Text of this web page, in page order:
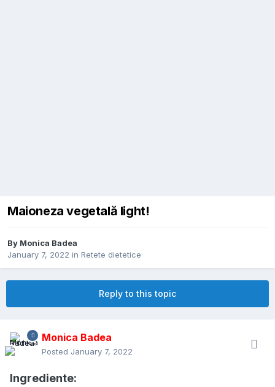
Maioneza vegetală light!
By Monica Badea
January 7, 2022 in Retete dietetice
Reply to this topic
Monica Badea
Posted January 7, 2022
Ingrediente: